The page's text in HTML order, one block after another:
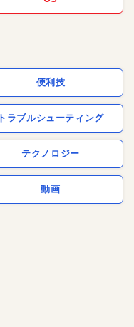
便利技
トラブルシューティング
テクノロジー
動画